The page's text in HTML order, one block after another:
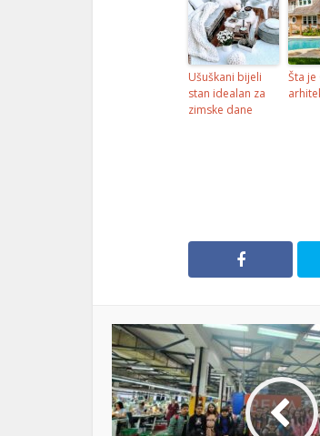
Ušuškani bijeli
stan idealan za
zimske dane
Šta je